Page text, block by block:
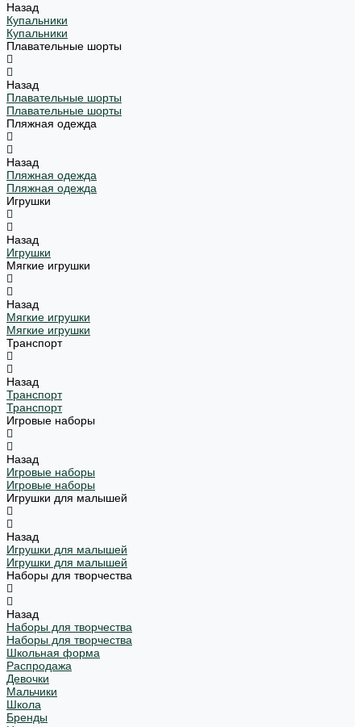
Назад
Купальники
Купальники
Плавательные шорты
Назад
Плавательные шорты
Плавательные шорты
Пляжная одежда
Назад
Пляжная одежда
Пляжная одежда
Игрушки
Назад
Игрушки
Мягкие игрушки
Назад
Мягкие игрушки
Мягкие игрушки
Транспорт
Назад
Транспорт
Транспорт
Игровые наборы
Назад
Игровые наборы
Игровые наборы
Игрушки для малышей
Назад
Игрушки для малышей
Игрушки для малышей
Наборы для творчества
Назад
Наборы для творчества
Наборы для творчества
Школьная форма
Распродажа
Девочки
Мальчики
Школа
Бренды